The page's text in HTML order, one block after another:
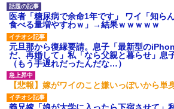
医者「糖尿病で余命1年です」 ワイ「知ら
食べる量増やすわｗ」→結果ｗｗｗｗｗ
元旦那から復縁要請。息子「最新型の
だ、再婚して」私「なら父親と暮らせ」息
（もう手遅れだったんだな…）
【悲報】嫁がワイのこと嫌いっぽいから単
義兄嫁「娘が大学に入ったら下宿させて」